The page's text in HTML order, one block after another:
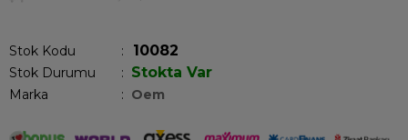
Stok Kodu 10082
Stok Durumu : Stokta Var
Marka : Oem